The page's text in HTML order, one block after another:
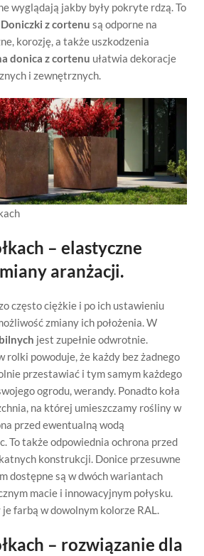
wyglądają jakby były pokryte rdzą. To
Doniczki z cortenu są odporne na
korozję, a także uszkodzenia
donica z cortenu ułatwia dekoracje
i zewnętrznych.
– elastyczne
aranżacji.
często ciężkie i po ich ustawieniu
zmiany ich położenia. W
jest zupełnie odwrotnie.
rolki powoduje, że każdy bez żadnego
przestawiać i tym samym każdego
ogrodu, werandy. Ponadto koła
na której umieszczamy rośliny w
przed ewentualną wodą
To także odpowiednia ochrona przed
konstrukcji. Donice przesuwne
dostępne są w dwóch wariantach
macie i innowacyjnym połysku.
farbą w dowolnym kolorze RAL.
– rozwiązanie dla